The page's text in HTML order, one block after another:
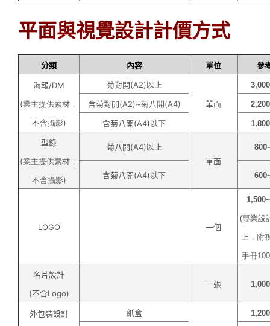
平面與視覺設計計價方式
分類 內容 單位 參
海報/DM
(業主提供素材，
不含攝影)
菊對開(A2)以上
單面
含菊對開(A2)~菊八開(A4)
含菊八開(A4)以下
型錄
(業主提供素材，
不含攝影)
菊八開(A4)以上
單面
含菊八開(A4)以下
LOGO 一個
(專業設
上，附
手冊
名片設計
(不含Logo)
一張
外包裝設計
紙盒